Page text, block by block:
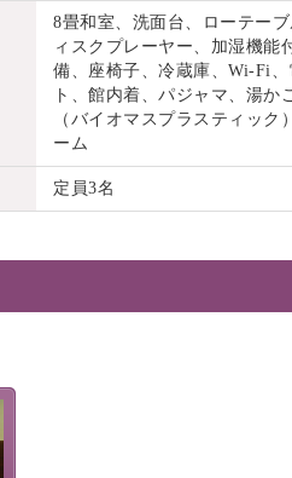
8畳和室、洗面台、ローテー
ィスクプレーヤー、加湿機能
備、座椅子、冷蔵庫、Wi-Fi
ト、館内着、パジャマ、湯
（バイオマスプラスティッ
ーム
定員3名